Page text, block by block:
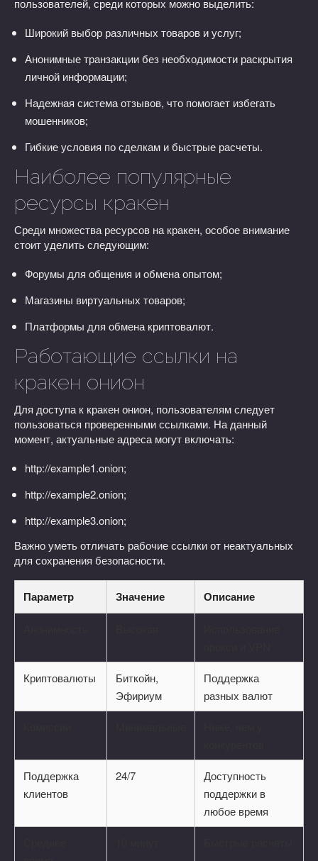
пользователей, среди которых можно выделить:
Широкий выбор различных товаров и услуг;
Анонимные транзакции без необходимости раскрытия
личной информации;
Надежная система отзывов, что помогает избегать
мошенников;
Гибкие условия по сделкам и быстрые расчеты.
Наиболее популярные
ресурсы кракен
Среди множества ресурсов на кракен, особое внимание
стоит уделить следующим:
Форумы для общения и обмена опытом;
Магазины виртуальных товаров;
Платформы для обмена криптовалют.
Работающие ссылки на
кракен онион
Для доступа к кракен онион, пользователям следует
пользоваться проверенными ссылками. На данный
момент, актуальные адреса могут включать:
http://example1.onion;
http://example2.onion;
http://example3.onion;
Важно уметь отличать рабочие ссылки от неактуальных
для сохранения безопасности.
Параметр Значение Описание
Криптовалюты
Биткойн,
Эфириум
Поддержка
разных валют
Поддержка
клиентов
24/7
Доступность
поддержки в
любое время